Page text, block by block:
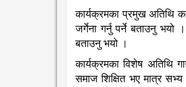
कार्यक्रमका प्रमुख अतिथि
जर्गेना गर्नु पर्ने बताउनु
बताउनु भयो ।
कार्यक्रमका विशेष अतिथि
समाज शिक्षित भए मात्र